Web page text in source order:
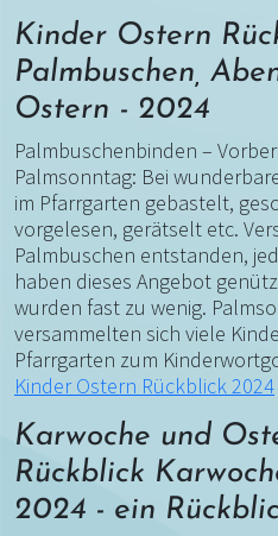
Kinder Ostern
Palmbuschen,
Ostern - 2024
Palmbuschenbinden –
Palmsonntag: Bei
im Pfarrgarten gebastelt,
vorgelesen, gerätselt etc.
Palmbuschen entstanden,
haben dieses Angebot
wurden fast zu wenig.
versammelten sich viele
Pfarrgarten zum
Kinder Ostern Rückblick 2024
Karwoche und
Rückblick
2024 - ein